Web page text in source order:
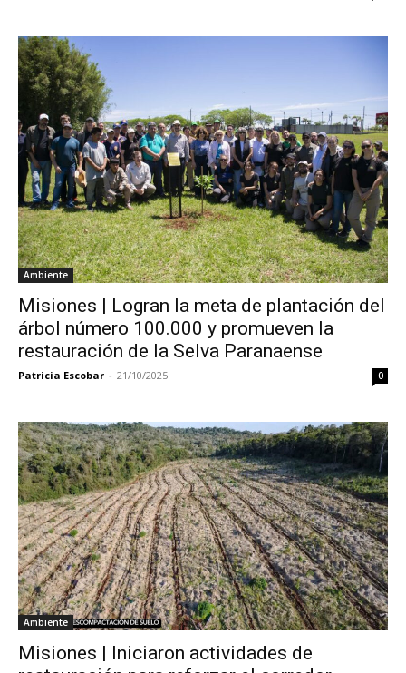
Ambiente
Misiones | Logran la meta de plantación del
árbol número 100.000 y promueven la
restauración de la Selva Paranaense
Patricia Escobar - 21/10/2025 0
Ambiente
Misiones | Iniciaron actividades de